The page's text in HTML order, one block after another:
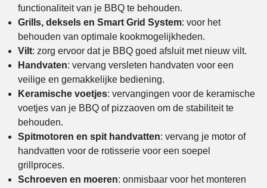
functionaliteit van je BBQ te behouden.
Grills, deksels en Smart Grid System: voor het
behouden van optimale kookmogelijkheden.
Vilt: zorg ervoor dat je BBQ goed afsluit met nieuw vilt.
Handvaten: vervang versleten handvaten voor een
veilige en gemakkelijke bediening.
Keramische voetjes: vervangingen voor de keramische
voetjes van je BBQ of pizzaoven om de stabiliteit te
behouden.
Spitmotoren en spit handvatten: vervang je motor of
handvatten voor de rotisserie voor een soepel
grillproces.
Schroeven en moeren: onmisbaar voor het monteren